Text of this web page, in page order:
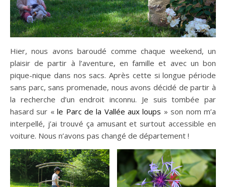
Facebook
sur Twitter sur Instagram
Facebook
sur Twitter sur Instagram
Hier, nous avons baroudé comme chaque weekend, un
plaisir de partir à l’aventure, en famille et avec un bon
pique-nique dans nos sacs. Après cette si longue période
sans parc, sans promenade, nous avons décidé de partir à
la recherche d’un endroit inconnu. Je suis tombée par
hasard sur «le Parc de la Vallée aux loups » son nom m’a
interpellé, j’ai trouvé ça amusant et surtout accessible en
voiture. Nous n’avons pas changé de département !